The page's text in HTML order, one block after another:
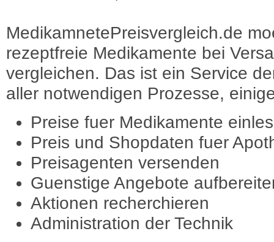
MedikamnetePreisvergleich.de
rezeptfreie Medikamente bei
vergleichen. Das ist ein Service
aller notwendigen Prozesse,
Preise fuer Medikamente
Preis und Shopdaten fuer
Preisagenten versenden
Guenstige Angebote
Aktionen recherchieren
Administration der Technik